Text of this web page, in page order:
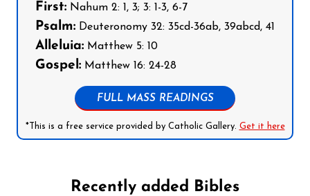
First: Nahum 2: 1, 3; 3: 1-3, 6-7
Psalm: Deuteronomy 32: 35cd-36ab, 39abcd, 41
Alleluia: Matthew 5: 10
Gospel: Matthew 16: 24-28
FULL MASS READINGS
*This is a free service provided by Catholic Gallery. Get it here
Recently added Bibles